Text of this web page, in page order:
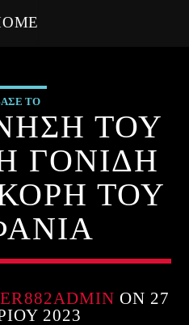
ΤΟ
ΤΟΥ
ΓΟΝΙΔΗ
ΤΟΥ
ON 27
2023